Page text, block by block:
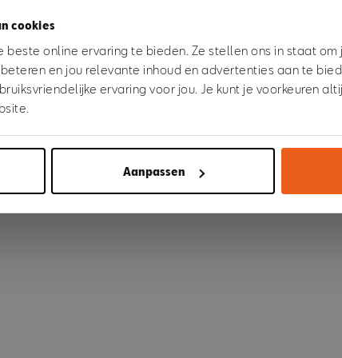
cookies
beste online ervaring te bieden. Ze stellen ons in staat om
en jou relevante inhoud en advertenties aan te
ervaring voor jou. Je kunt je voorkeuren
Aanpassen
wrong. Please try refreshing the app
Refresh